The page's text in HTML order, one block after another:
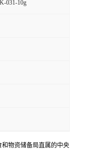
031-10g
物资储备局直属的中央